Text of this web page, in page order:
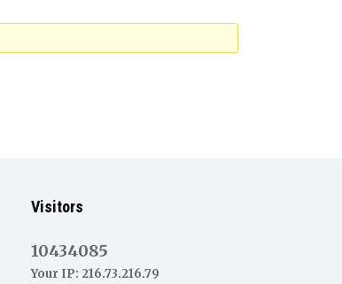
Visitors
10434085
Your IP: 216.73.216.79